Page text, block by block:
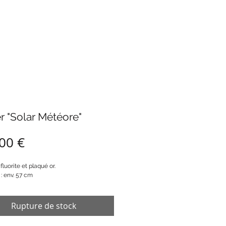
"Solar Météore"
€Prix
et plaqué or.
env. 57 cm
Rupture de stock